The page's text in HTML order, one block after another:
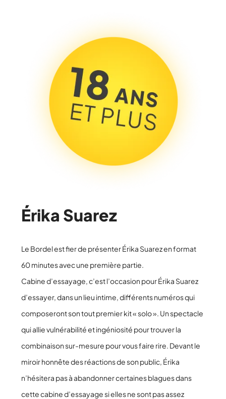
Érika Suarez
Le Bordel est fier de présenter Érika Suarez en format
60 minutes avec une première partie.
Cabine d’essayage, c’est l’occasion pour Érika Suarez
d’essayer, dans un lieu intime, différents numéros qui
composeront son tout premier kit « solo ». Un spectacle
qui allie vulnérabilité et ingéniosité pour trouver la
combinaison sur-mesure pour vous faire rire. Devant le
miroir honnête des réactions de son public, Érika
n’hésitera pas à abandonner certaines blagues dans
cette cabine d’essayage si elles ne sont pas assez